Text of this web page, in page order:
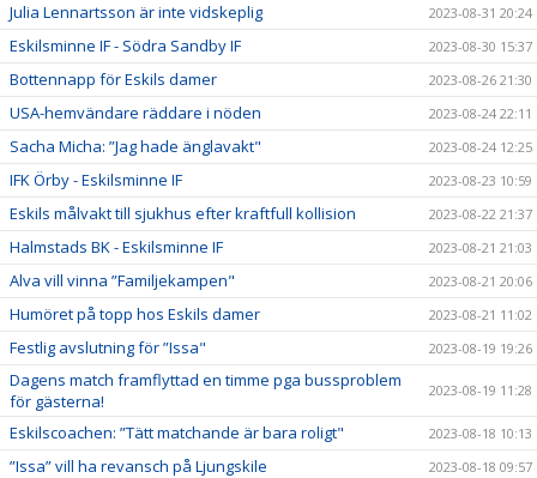
Julia Lennartsson är inte vidskeplig 2023-08-31 20:24
Eskilsminne IF - Södra Sandby IF 2023-08-30 15:37
Bottennapp för Eskils damer 2023-08-26 21:30
USA-hemvändare räddare i nöden 2023-08-24 22:11
Sacha Micha: ”Jag hade änglavakt" 2023-08-24 12:25
IFK Örby - Eskilsminne IF 2023-08-23 10:59
Eskils målvakt till sjukhus efter kraftfull kollision 2023-08-22 21:37
Halmstads BK - Eskilsminne IF 2023-08-21 21:03
Alva vill vinna ”Familjekampen" 2023-08-21 20:06
Humöret på topp hos Eskils damer 2023-08-21 11:02
Festlig avslutning för ”Issa" 2023-08-19 19:26
Dagens match framflyttad en timme pga bussproblem
för gästerna!
2023-08-19 11:28
Eskilscoachen: ”Tätt matchande är bara roligt" 2023-08-18 10:13
”Issa” vill ha revansch på Ljungskile 2023-08-18 09:57